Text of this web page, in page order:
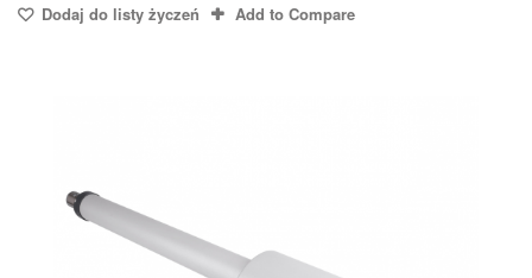
Dodaj do listy życzeń Add to Compare